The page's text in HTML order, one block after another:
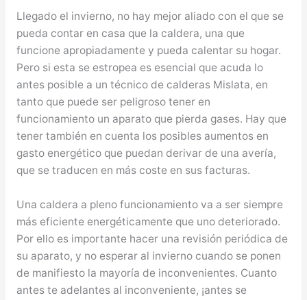
Llegado el invierno, no hay mejor aliado con el que se
pueda contar en casa que la caldera, una que
funcione apropiadamente y pueda calentar su hogar.
Pero si esta se estropea es esencial que acuda lo
antes posible a un técnico de calderas Mislata, en
tanto que puede ser peligroso tener en
funcionamiento un aparato que pierda gases. Hay que
tener también en cuenta los posibles aumentos en
gasto energético que puedan derivar de una avería,
que se traducen en más coste en sus facturas.
Una caldera a pleno funcionamiento va a ser siempre
más eficiente energéticamente que uno deteriorado.
Por ello es importante hacer una revisión periódica de
su aparato, y no esperar al invierno cuando se ponen
de manifiesto la mayoría de inconvenientes. Cuanto
antes te adelantes al inconveniente, ¡antes se